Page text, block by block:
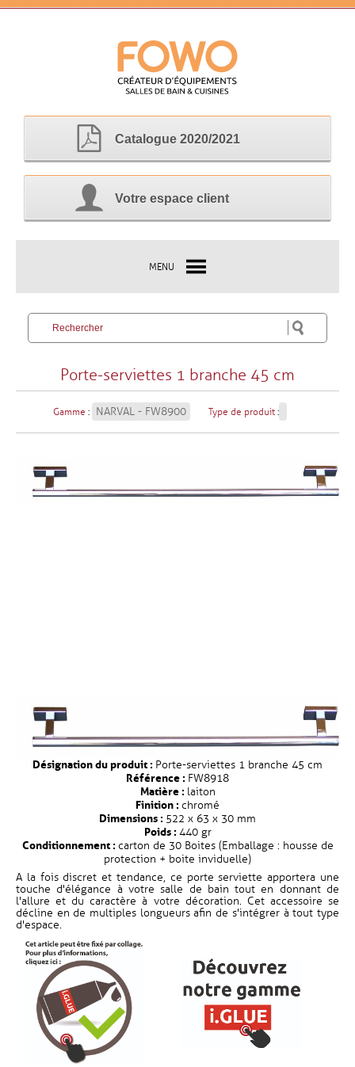
Catalogue 2020/2021
Votre espace client
MENU
Porte-serviettes 1 branche 45 cm
Gamme : NARVAL - FW8900 Type de produit:
Désignation du produit : Porte-serviettes 1 branche 45 cm
Référence : FW8918
Matière : laiton
Finition : chromé
Dimensions : 522 x 63 x 30 mm
Poids : 440 gr
Conditionnement : carton de 30 Boites (Emballage : housse de
protection + boite inviduelle)
A la fois discret et tendance, ce porte serviette apportera une
touche d'élégance à votre salle de bain tout en donnant de
l'allure et du caractère à votre décoration. Cet accessoire se
décline en de multiples longueurs afin de s'intégrer à tout type
d'espace.